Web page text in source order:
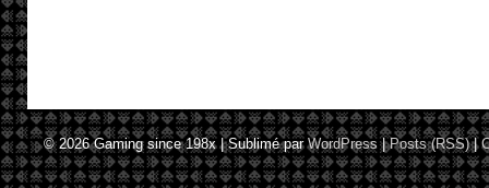
© 2026Gaming since 198x|Sublimé parWordPress |Posts (RSS)|